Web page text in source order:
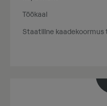
Töökaal
Staatiline kaadekoormus